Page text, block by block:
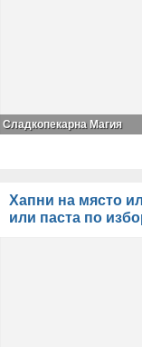
Сладкопекарна Магия
Хапни на място
или паста по